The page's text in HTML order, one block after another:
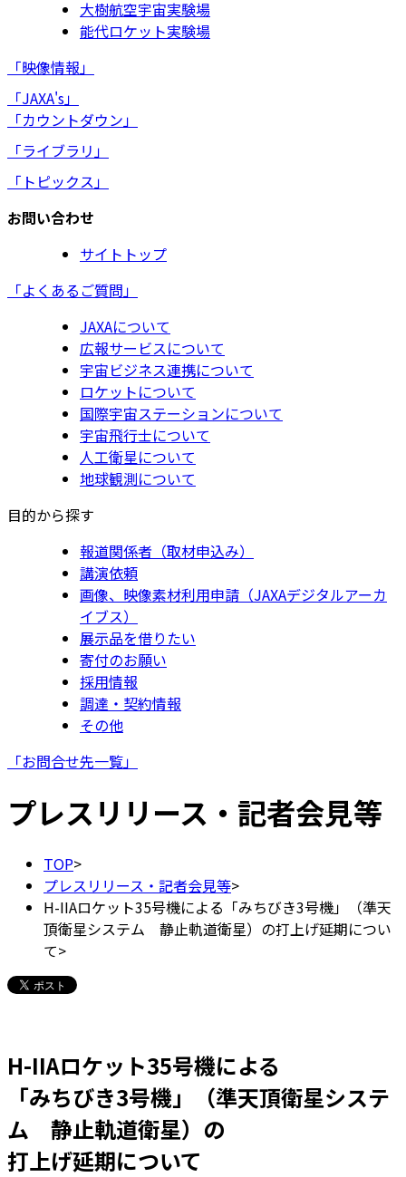
大樹航空宇宙実験場
能代ロケット実験場
「映像情報」
「JAXA's」
「カウントダウン」
「ライブラリ」
「トピックス」
お問い合わせ
サイトトップ
「よくあるご質問」
JAXAについて
広報サービスについて
宇宙ビジネス連携について
ロケットについて
国際宇宙ステーションについて
宇宙飛行士について
人工衛星について
地球観測について
目的から探す
報道関係者（取材申込み）
講演依頼
画像、映像素材利用申請（JAXAデジタルアーカ
イブス）
展示品を借りたい
寄付のお願い
採用情報
調達・契約情報
その他
「お問合せ先一覧」
プレスリリース・記者会見等
TOP>
プレスリリース・記者会見等>
H-IIAロケット35号機による「みちびき3号機」（準天
頂衛星システム 静止軌道衛星）の打上げ延期につい
て>
H-IIAロケット35号機による
「みちびき3号機」（準天頂衛星システ
ム 静止軌道衛星）の
打上げ延期について